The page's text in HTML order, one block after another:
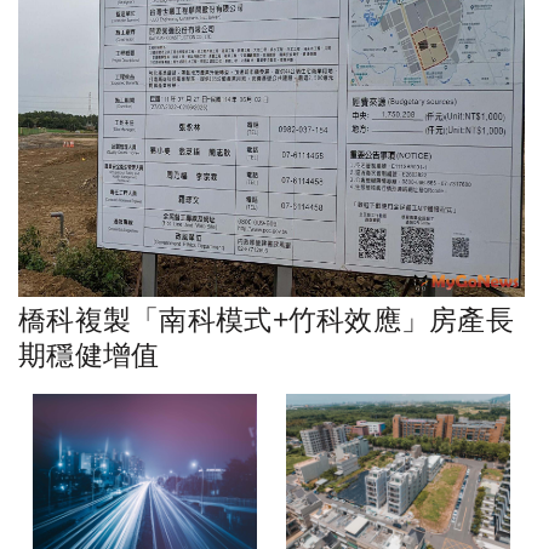
橋科複製「南科模式+竹科效應」房產長
期穩健增值